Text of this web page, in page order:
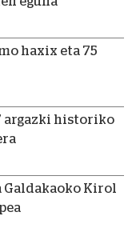
haxix eta 75
argazki historiko
Galdakaoko Kirol